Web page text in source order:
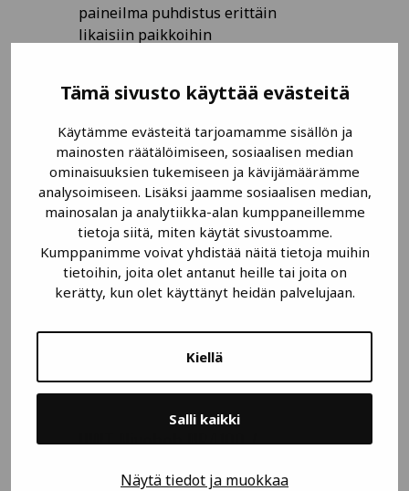
Tämä sivusto käyttää evästeitä
Käytämme evästeitä tarjoamamme sisällön ja
mainosten räätälöimiseen, sosiaalisen median
ominaisuuksien tukemiseen ja kävijämäärämme
analysoimiseen. Lisäksi jaamme sosiaalisen median,
mainosalan ja analytiikka-alan kumppaneillemme
tietoja siitä, miten käytät sivustoamme.
Kumppanimme voivat yhdistää näitä tietoja muihin
tietoihin, joita olet antanut heille tai joita on
kerätty, kun olet käyttänyt heidän palvelujaan.
Kiellä
Salli kaikki
Näytä tiedot ja muokkaa
paineilma puhdistus erittäin
likaisiin paikkoihin
LUE LISÄÄ
UWT Nivobob NB4100 /
NB4200